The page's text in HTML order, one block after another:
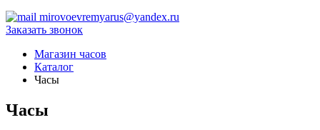
mirovoevremyarus@yandex.ru
Заказать звонок
Магазин часов
Каталог
Часы
Часы